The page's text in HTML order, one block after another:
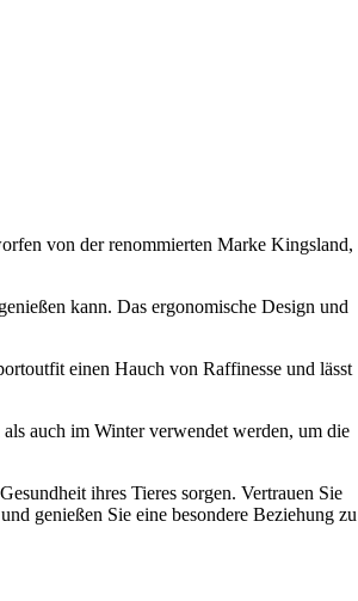
von der renommierten Marke Kingsland,
kann. Das ergonomische Design und
einen Hauch von Raffinesse und lässt
auch im Winter verwendet werden, um die
ihres Tieres sorgen. Vertrauen Sie
genießen Sie eine besondere Beziehung zu